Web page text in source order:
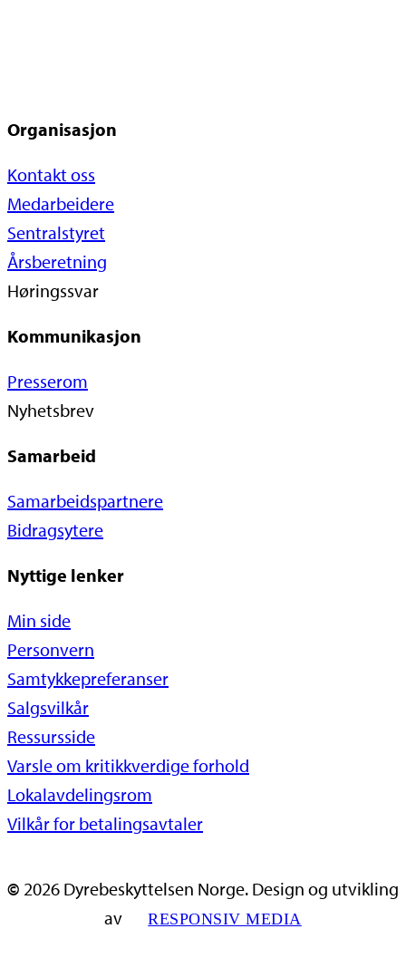
Organisasjon
Kontakt oss
Medarbeidere
Sentralstyret
Årsberetning
Høringssvar
Kommunikasjon
Presserom
Nyhetsbrev
Samarbeid
Samarbeidspartnere
Bidragsytere
Nyttige lenker
Min side
Personvern
Samtykkepreferanser
Salgsvilkår
Ressursside
Varsle om kritikkverdige forhold
Lokalavdelingsrom
Vilkår for betalingsavtaler
© 2026 Dyrebeskyttelsen Norge. Design og utvikling
av
RESPONSIV MEDIA